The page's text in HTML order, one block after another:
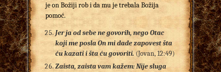
je on Božiji rob i da mu je trebala Božija
pomoć.
Jer ja od sebe ne govorih, nego Otac
koji me posla On mi dade zapovest šta
ću kazati i šta ću govoriti.(Jovan, 12:49)
Zaista, zaista vam kažem: Nije sluga